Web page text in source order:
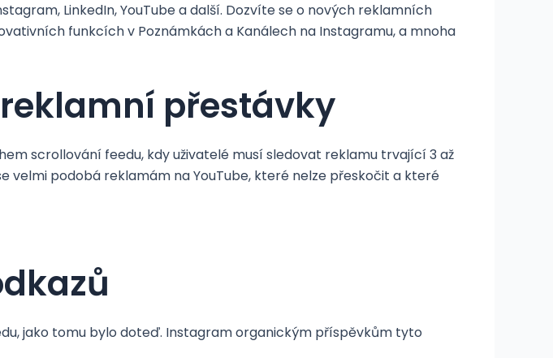
LinkedIn, YouTube a další. Dozvíte se o nových reklamních
funkcích v Poznámkách a Kanálech na Instagramu, a mnoha
přestávky
scrollování feedu, kdy uživatelé musí sledovat reklamu trvající 3 až
velmi podobá reklamám na YouTube, které nelze přeskočit a které
jako tomu bylo doteď. Instagram organickým příspěvkům tyto